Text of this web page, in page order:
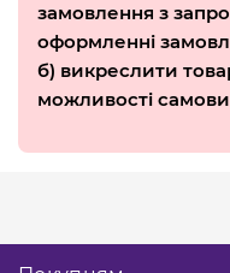
замовлення з
оформленні
б) викреслити
можливості